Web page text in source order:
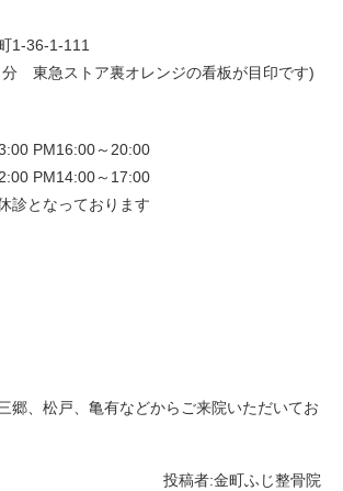
1-36-1-111
分 東急ストア裏オレンジの看板が目印です)
PM16:00～20:00
PM14:00～17:00
診となっております
郷、松戸、亀有などからご来院いただいてお
投稿者:金町ふじ整骨院